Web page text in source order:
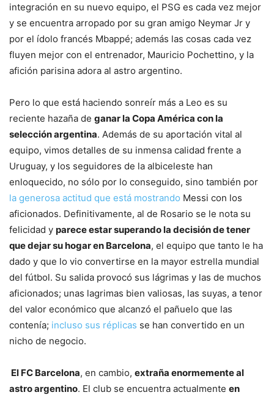
integración en su nuevo equipo, el PSG es cada vez mejor
y se encuentra arropado por su gran amigo Neymar Jr y
por el ídolo francés Mbappé; además las cosas cada vez
fluyen mejor con el entrenador, Mauricio Pochettino, y la
afición parisina adora al astro argentino.
Pero lo que está haciendo sonreír más a Leo es su
reciente hazaña de ganar la Copa América con la
selección argentina. Además de su aportación vital al
equipo, vimos detalles de su inmensa calidad frente a
Uruguay, y los seguidores de la albiceleste han
enloquecido, no sólo por lo conseguido, sino también por
la generosa actitud que está mostrando Messi con los
aficionados. Definitivamente, al de Rosario se le nota su
felicidad y parece estar superando la decisión de tener
que dejar su hogar en Barcelona, el equipo que tanto le ha
dado y que lo vio convertirse en la mayor estrella mundial
del fútbol. Su salida provocó sus lágrimas y las de muchos
aficionados; unas lagrimas bien valiosas, las suyas, a tenor
del valor económico que alcanzó el pañuelo que las
contenía; incluso sus réplicas se han convertido en un
nicho de negocio.
El FC Barcelona, en cambio, extraña enormemente al
astro argentino. El club se encuentra actualmente en